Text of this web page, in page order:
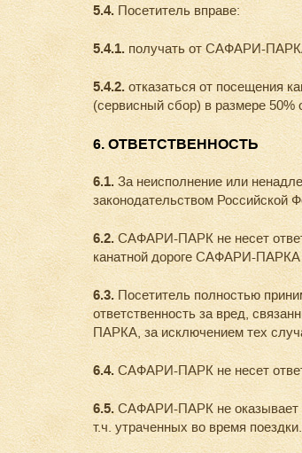
5.4.Посетитель вправе:
5.4.1.получать от САФАРИ-
5.4.2.отказаться от посещения
(сервисный сбор) в размере 50%
6. ОТВЕТСТВЕННОСТЬ
6.1.За неисполнение или
законодательством Российской
6.2.САФАРИ-ПАРК не несет
канатной дороге САФАРИ-
6.3.Посетитель полностью
ответственность за вред,
ПАРКА, за исключением тех
6.4.САФАРИ-ПАРК не несет
6.5. САФАРИ-ПАРК не оказывает
т.ч. утраченных во время поездки.